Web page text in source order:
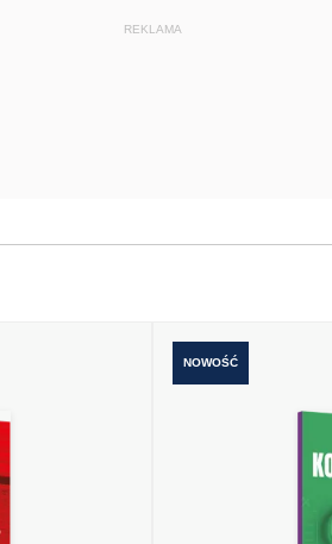
REKLAMA
NOWOŚĆ